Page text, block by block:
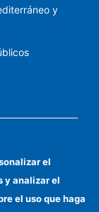
y
el
y analizar el
el uso que haga